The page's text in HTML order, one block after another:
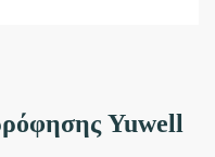
Yuwell